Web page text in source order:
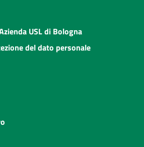
USL di Bologna
del dato personale